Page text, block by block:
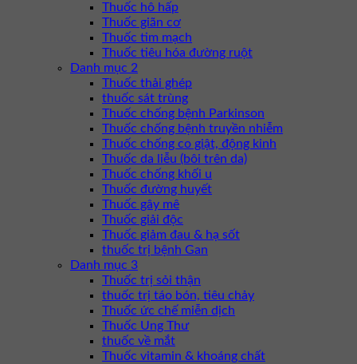
Thuốc hô hấp
Thuốc giãn cơ
Thuốc tim mạch
Thuốc tiêu hóa đường ruột
Danh mục 2
Thuốc thải ghép
thuốc sát trùng
Thuốc chống bệnh Parkinson
Thuốc chống bệnh truyền nhiễm
Thuốc chống co giật, động kinh
Thuốc da liễu (bôi trên da)
Thuốc chống khối u
Thuốc đường huyết
Thuốc gây mê
Thuốc giải độc
Thuốc giảm đau & hạ sốt
thuốc trị bệnh Gan
Danh mục 3
Thuốc trị sỏi thận
thuốc trị táo bón, tiêu chảy
Thuốc ức chế miễn dịch
Thuốc Ung Thư
thuốc về mắt
Thuốc vitamin & khoáng chất